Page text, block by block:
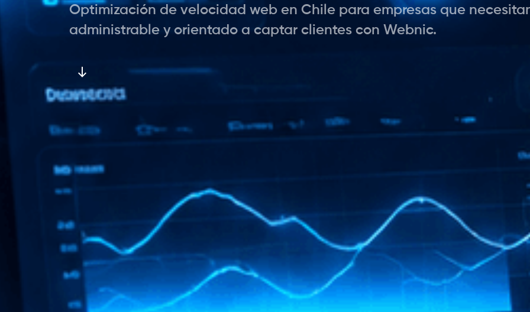
Optimización de velocidad web en Chile para empresas que
administrable y orientado a captar clientes con Webnic.